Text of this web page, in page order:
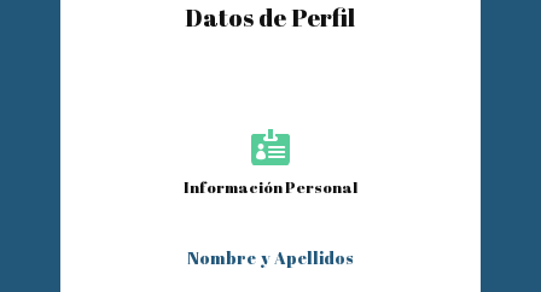
Datos de Perfil

Información Personal
Nombre y Apellidos